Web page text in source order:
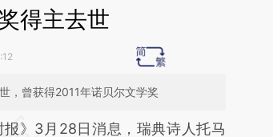
得主去世
，曾获得2011年诺贝尔文学奖
开头增加这段话：本文由第三方
报》3月28日消息，瑞典诗人托马